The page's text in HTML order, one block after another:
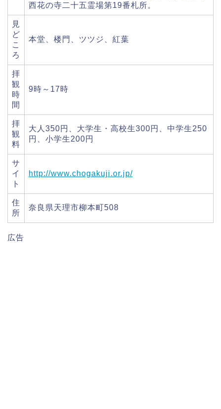
西花の寺二十五霊場第19番札所。
見
ど
こ
ろ
本堂、楼門、ツツジ、紅葉
拝
観
時
間
9時～17時
拝
観
料
大人350円、大学生・高校生300円、中学生250
円、小学生200円
サ
イ
ト
http://www.chogakuji.or.jp/
住
所
奈良県天理市柳本町508
広告